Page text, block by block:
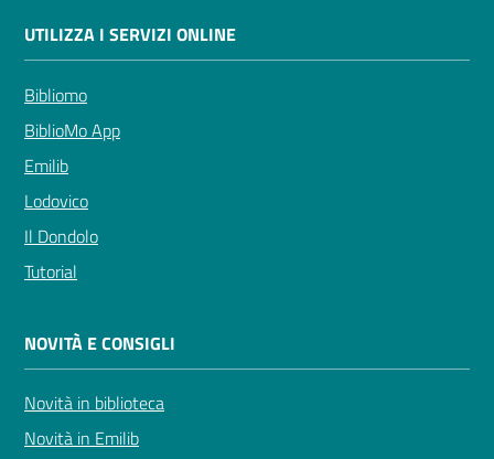
UTILIZZA I SERVIZI ONLINE
Bibliomo
BiblioMo App
Emilib
Lodovico
Il Dondolo
Tutorial
NOVITÀ E CONSIGLI
Novità in biblioteca
Novità in Emilib